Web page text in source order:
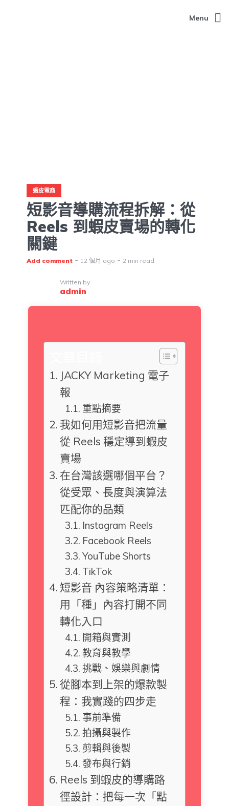
Menu
蝦皮電商
短影音導購流程拆解：從
Reels 到蝦皮賣場的轉化
關鍵
Add comment 12 個月 ago 2 min read
Written by
admin
JACKY Marketing 電子
報
重點摘要
我如何用短影音把流量
從 Reels 穩定導到蝦皮
賣場
在台灣該選哪個平台？
從受眾、長度與演算法
匹配你的品類
Instagram Reels
Facebook Reels
YouTube Shorts
TikTok
短影音 內容策略清單：
用「種」內容打開不同
轉化入口
開箱與實測
教育與教學
挑戰、娛樂與劇情
從腳本到上架的爆款製
程：我實踐的四步走
事前準備
拍攝與製作
剪輯與後製
發布與行銷
Reels 到蝦皮的導購路
徑設計：把每一次「點